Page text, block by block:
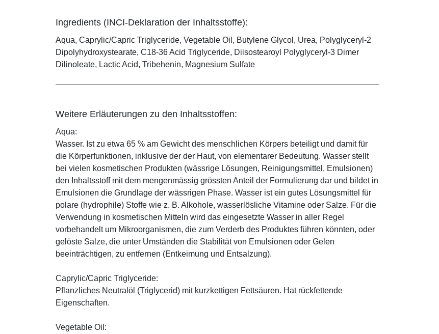
Ingredients (INCI-Deklaration der Inhaltsstoffe):
Aqua, Caprylic/Capric Triglyceride, Vegetable Oil, Butylene Glycol, Urea, Polyglyceryl-2
Dipolyhydroxystearate, C18-36 Acid Triglyceride, Diisostearoyl Polyglyceryl-3 Dimer
Dilinoleate, Lactic Acid, Tribehenin, Magnesium Sulfate
Weitere Erläuterungen zu den Inhaltsstoffen:
Aqua:
Wasser. Ist zu etwa 65 % am Gewicht des menschlichen Körpers beteiligt und damit für
die Körperfunktionen, inklusive der der Haut, von elementarer Bedeutung. Wasser stellt
bei vielen kosmetischen Produkten (wässrige Lösungen, Reinigungsmittel, Emulsionen)
den Inhaltsstoff mit dem mengenmässig grössten Anteil der Formulierung dar und bildet in
Emulsionen die Grundlage der wässrigen Phase. Wasser ist ein gutes Lösungsmittel für
polare (hydrophile) Stoffe wie z. B. Alkohole, wasserlösliche Vitamine oder Salze. Für die
Verwendung in kosmetischen Mitteln wird das eingesetzte Wasser in aller Regel
vorbehandelt um Mikroorganismen, die zum Verderb des Produktes führen könnten, oder
gelöste Salze, die unter Umständen die Stabilität von Emulsionen oder Gelen
beeinträchtigen, zu entfernen (Entkeimung und Entsalzung).
Caprylic/Capric Triglyceride:
Pflanzliches Neutralöl (Triglycerid) mit kurzkettigen Fettsäuren. Hat rückfettende
Eigenschaften.
Vegetable Oil: